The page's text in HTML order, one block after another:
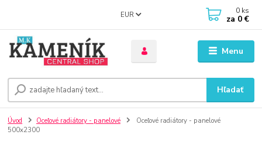
Menu
EUR
Hľadať
0 ks
za 0 €
Úvod Oceľové radiátory - panelové
Oceľové radiátory - panelové
500x2300